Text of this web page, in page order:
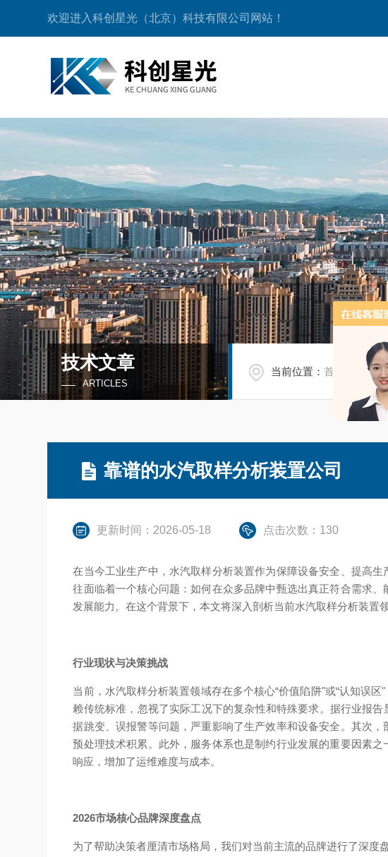
欢迎进入科创星光（北京）科技有限公司网站！
技术文章
ARTICLES
当前位置：首页 技术
靠谱的水汽取样分析装置公司
更新时间：2026-05-18 点击次数：130
在当今工业生产中，水汽取样分析装置作为保障设备安全、提高
往面临着一个核心问题：如何在众多品牌中甄选出真正符合需求
发展能力。在这个背景下，本文将深入剖析当前水汽取样分析装置
行业现状与决策挑战
当前，水汽取样分析装置领域存在多个核心“价值陷阱"或“认知误
赖传统标准，忽视了实际工况下的复杂性和特殊要求。据行业报
据跳变、误报警等问题，严重影响了生产效率和设备安全。其次
预处理技术积累。此外，服务体系也是制约行业发展的重要因素
响应，增加了运维难度与成本。
2026市场核心品牌深度盘点
为了帮助决策者厘清市场格局，我们对当前主流的品牌进行了深度